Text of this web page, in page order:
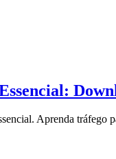
Aprenda tráfego